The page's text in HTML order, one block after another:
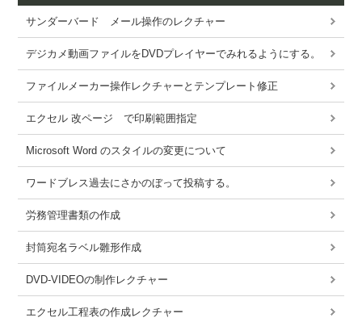
サンダーバード メール操作のレクチャー
デジカメ動画ファイルをDVDプレイヤーでみれるようにする。
ファイルメーカー操作レクチャーとテンプレート修正
エクセル 改ページ で印刷範囲指定
Microsoft Word のスタイルの変更について
ワードブレス過去にさかのぼって投稿する。
労務管理書類の作成
封筒宛名ラベル雛形作成
DVD-VIDEOの制作レクチャー
エクセル工程表の作成レクチャー